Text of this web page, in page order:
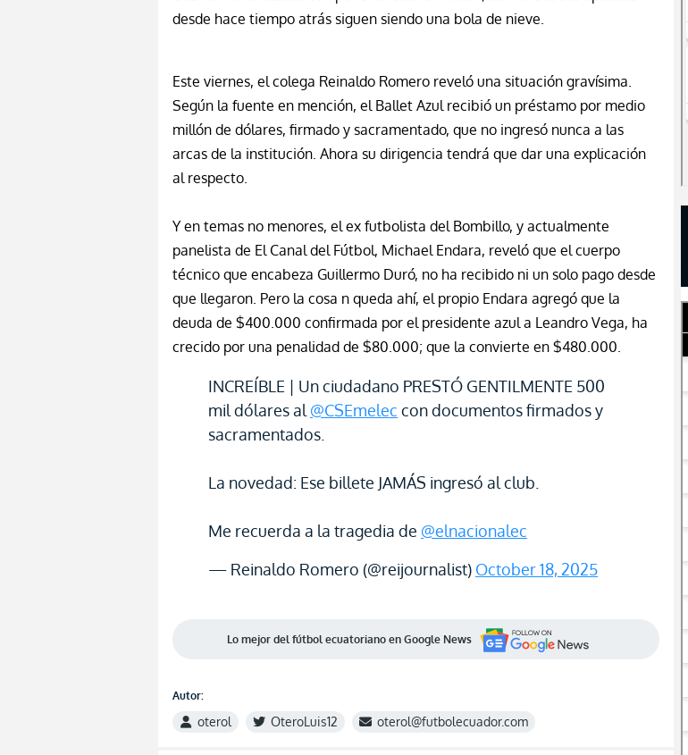
desde hace tiempo atrás siguen siendo una bola de nieve.
Este viernes, el colega Reinaldo Romero reveló una situación gravísima.
Según la fuente en mención, el Ballet Azul recibió un préstamo por medio
millón de dólares, firmado y sacramentado, que no ingresó nunca a las
arcas de la institución. Ahora su dirigencia tendrá que dar una explicación
al respecto.
Y en temas no menores, el ex futbolista del Bombillo, y actualmente
panelista de El Canal del Fútbol, Michael Endara, reveló que el cuerpo
técnico que encabeza Guillermo Duró, no ha recibido ni un solo pago desde
que llegaron. Pero la cosa n queda ahí, el propio Endara agregó que la
deuda de $400.000 confirmada por el presidente azul a Leandro Vega, ha
crecido por una penalidad de $80.000; que la convierte en $480.000.
INCREÍBLE | Un ciudadano PRESTÓ GENTILMENTE 500
mil dólares al @CSEmelec con documentos firmados y
sacramentados.
La novedad: Ese billete JAMÁS ingresó al club.
Me recuerda a la tragedia de @elnacionalec
— Reinaldo Romero (@reijournalist) October 18, 2025
Lo mejor del fútbol ecuatoriano en Google News
Autor:
oterol OteroLuis12 oterol@futbolecuador.com